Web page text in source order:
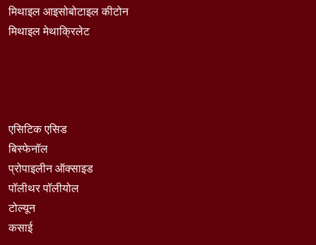
मिथाइल आइसोबोटाइल कीटोन
मिथाइल मेथाक्रिलेट
एसिटिक एसिड
बिस्फेनॉल
प्रोपाइलीन ऑक्साइड
पॉलीथर पॉलीयोल
टोल्यून
कसाई